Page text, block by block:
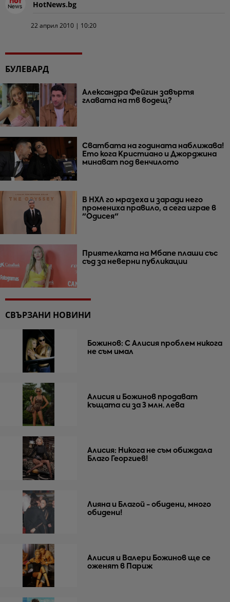
HotNews.bg
22 април 2010 | 10:20
БУЛЕВАРД
Александра Фейгин завъртя
главата на тв водещ?
Сватбата на годината наближава!
Ето кога Кристиано и Джорджина
минават под венчилото
В НХЛ го мразеха и заради него
промениха правило, а сега играе в
"Одисея"
Приятелката на Мбапе плаши със
съд за неверни публикации
СВЪРЗАНИ НОВИНИ
Божинов: С Алисия проблем никога
не съм имал
Алисия и Божинов продават
къщата си за 3 млн. лева
Алисия: Никога не съм обиждала
Благо Георгиев!
Лияна и Благой - обидени, много
обидени!
Алисия и Валери Божинов ще се
оженят в Париж